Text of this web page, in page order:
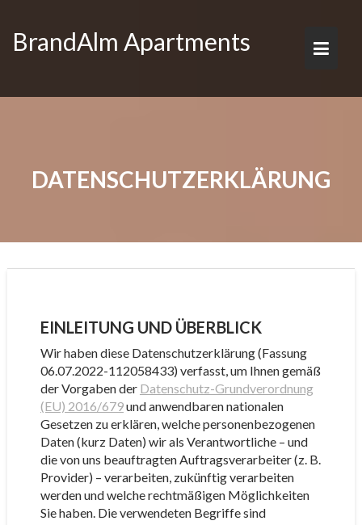
content
BrandAlm Apartments
DATENSCHUTZERKLÄRUNG
EINLEITUNG UND ÜBERBLICK
Wir haben diese Datenschutzerklärung (Fassung
06.07.2022-112058433) verfasst, um Ihnen gemäß
der Vorgaben der Datenschutz-Grundverordnung
(EU) 2016/679und anwendbaren nationalen
Gesetzen zu erklären, welche personenbezogenen
Daten (kurz Daten) wir als Verantwortliche – und
die von uns beauftragten Auftragsverarbeiter (z. B.
Provider) – verarbeiten, zukünftig verarbeiten
werden und welche rechtmäßigen Möglichkeiten
Sie haben. Die verwendeten Begriffe sind